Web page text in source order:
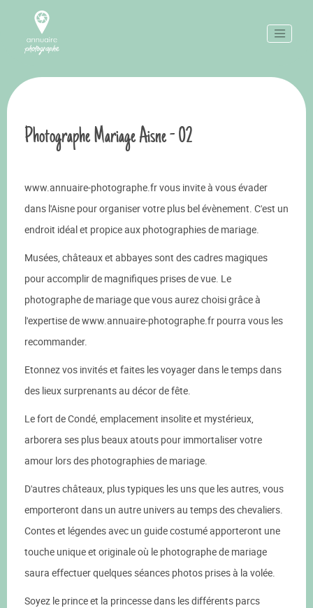
Photographe Mariage Aisne - 02
www.annuaire-photographe.fr vous invite à vous évader
dans l'Aisne pour organiser votre plus bel évènement. C'est un
endroit idéal et propice aux photographies de mariage.
Musées, châteaux et abbayes sont des cadres magiques
pour accomplir de magnifiques prises de vue. Le
photographe de mariage que vous aurez choisi grâce à
l'expertise de www.annuaire-photographe.fr pourra vous les
recommander.
Etonnez vos invités et faites les voyager dans le temps dans
des lieux surprenants au décor de fête.
Le fort de Condé, emplacement insolite et mystérieux,
arborera ses plus beaux atouts pour immortaliser votre
amour lors des photographies de mariage.
D'autres châteaux, plus typiques les uns que les autres, vous
emporteront dans un autre univers au temps des chevaliers.
Contes et légendes avec un guide costumé apporteront une
touche unique et originale où le photographe de mariage
saura effectuer quelques séances photos prises à la volée.
Soyez le prince et la princesse dans les différents parcs